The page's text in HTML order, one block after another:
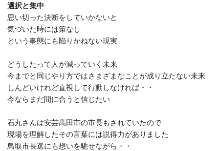
選択と集中
思い切った決断をしていかないと
気づいた時には策なし
という事態にも陥りかねない現実
どうしたって人が減っていく未来
今までと同じやり方ではさまざまなことが成り立たない未来
しんどいけれど直視して行動しなければ・・
今ならまだ間に合うと信じたい
石丸さんは安芸高田市の市長もされていたので
現場を理解したその言葉には説得力がありました
鳥取市長選にも想いを馳せながら・・